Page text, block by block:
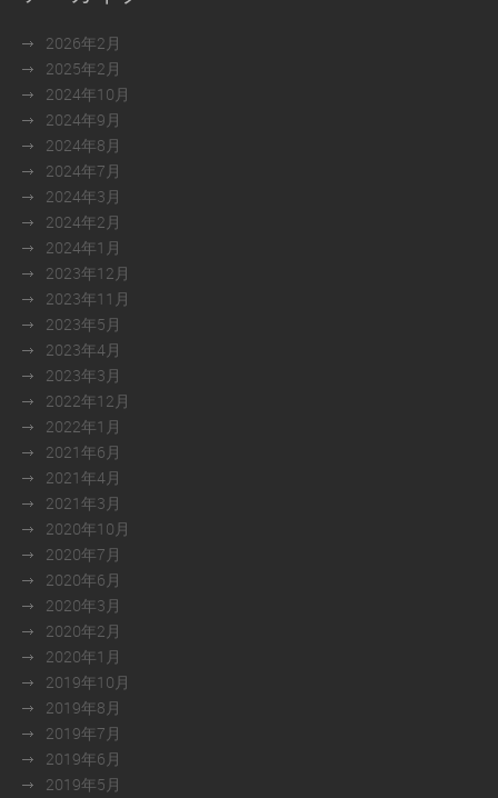
2026年2月
2025年2月
2024年10月
2024年9月
2024年8月
2024年7月
2024年3月
2024年2月
2024年1月
2023年12月
2023年11月
2023年5月
2023年4月
2023年3月
2022年12月
2022年1月
2021年6月
2021年4月
2021年3月
2020年10月
2020年7月
2020年6月
2020年3月
2020年2月
2020年1月
2019年10月
2019年8月
2019年7月
2019年6月
2019年5月